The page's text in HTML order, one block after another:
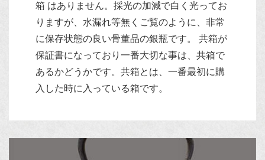
箱 はありません。採光の加減で白く光ってお
りますが、水漏れ等無くご覧のように、非常
に保存状態の良い骨董品の銀瓶です。 共箱が
保証書になっており一番大切な事は、共箱で
あるかどうかです。共箱とは、一番最初に購
入した時に入っている箱です。